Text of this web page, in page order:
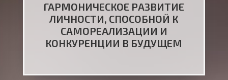
ГАРМОНИЧЕСКОЕ РАЗВИТИЕ
ЛИЧНОСТИ, СПОСОБНОЙ К
САМОРЕАЛИЗАЦИИ И
КОНКУРЕНЦИИ В БУДУЩЕМ